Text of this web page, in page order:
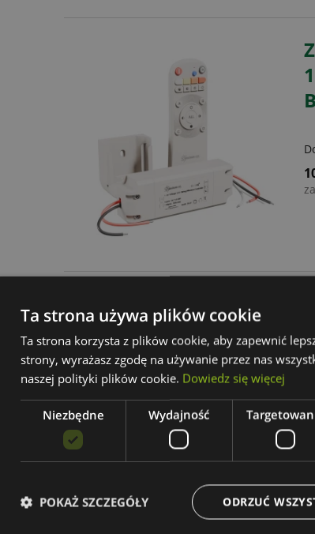
Ta strona używa plików cookie
Ta strona korzysta z plików cookie, aby zapewnić
strony, wyrażasz zgodę na używanie przez nas
naszej polityki plików cookie. Dowiedz się więcej
Niezbędne Wydajność
ODRZUĆ
POKAŻ SZCZEGÓŁY